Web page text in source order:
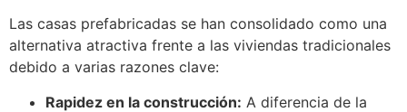
Las casas prefabricadas se han consolidado como una
alternativa atractiva frente a las viviendas tradicionales
debido a varias razones clave:
Rapidez en la construcción: A diferencia de la